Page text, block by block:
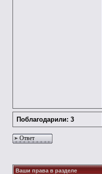
Поблагодарили: 3
Ответ
Ваши права в разделе